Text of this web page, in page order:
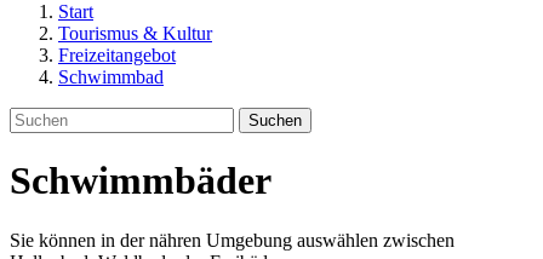
Start
Tourismus & Kultur
Freizeitangebot
Schwimmbad
Suchen
Schwimmbäder
Sie können in der nähren Umgebung auswählen zwischen